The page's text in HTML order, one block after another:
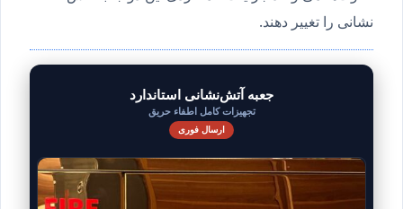
نشانی را تغییر دهند.
جعبه آتش‌نشانی استاندارد
تجهیزات کامل اطفاء حریق
ارسال فوری